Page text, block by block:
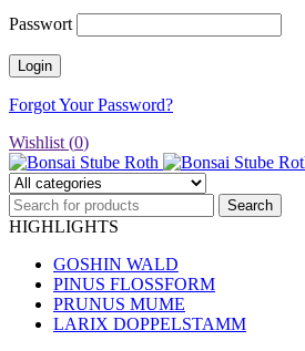
Passwort
Forgot Your Password?
Wishlist (0)
HIGHLIGHTS
GOSHIN WALD
PINUS FLOSSFORM
PRUNUS MUME
LARIX DOPPELSTAMM